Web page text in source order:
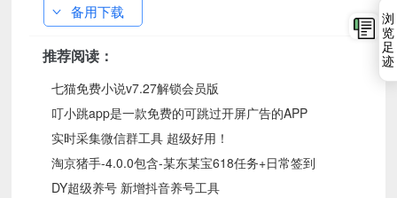
备用下载
推荐阅读：
七猫免费小说v7.27解锁会员版
叮小跳app是一款免费的可跳过开屏广告的APP
实时采集微信群工具 超级好用！
淘京猪手-4.0.0包含-某东某宝618任务+日常签到
DY超级养号 新增抖音养号工具
浏
览
足
迹